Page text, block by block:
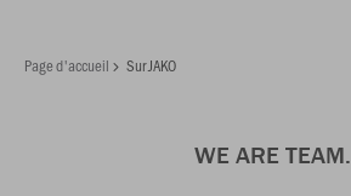
Page d'accueil Sur JAKO
WE ARE TEAM.